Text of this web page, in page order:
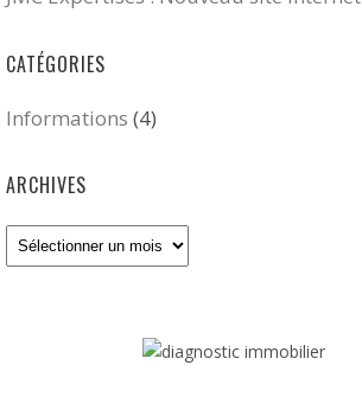
CATÉGORIES
Informations (4)
ARCHIVES
Archives